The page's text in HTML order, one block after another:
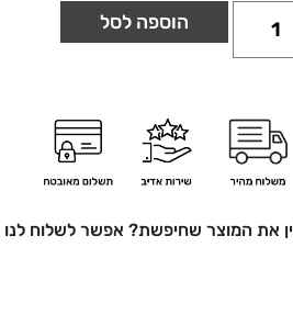
הוספה לסל
את המוצר שחיפשת? אפשר לשלוח לנו